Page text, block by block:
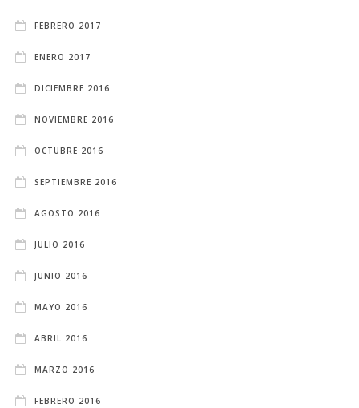
FEBRERO 2017
ENERO 2017
DICIEMBRE 2016
NOVIEMBRE 2016
OCTUBRE 2016
SEPTIEMBRE 2016
AGOSTO 2016
JULIO 2016
JUNIO 2016
MAYO 2016
ABRIL 2016
MARZO 2016
FEBRERO 2016